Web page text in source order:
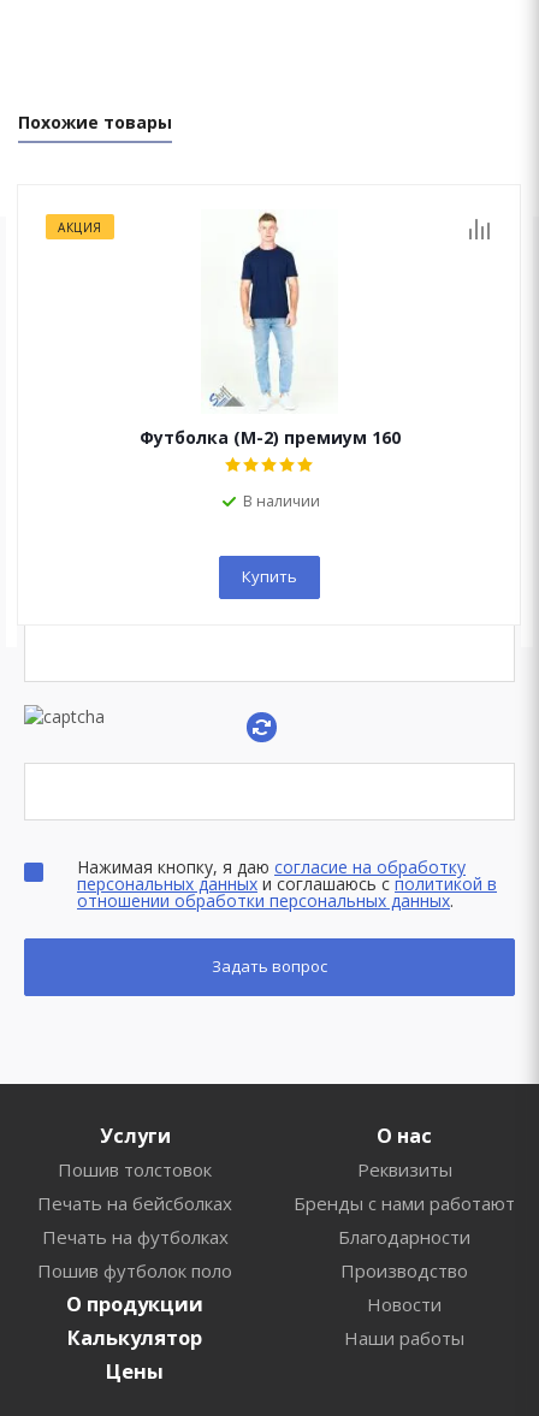
Похожие товары
АКЦИЯ
Футболка (М-2) премиум 160
В наличии
Купить
ОСТАЛИСЬ ВОПРОСЫ?
Мы перезвоним Вам в течение 15 минут!
Нажимая кнопку, я даю согласие на обработку
персональных данных и соглашаюсь сполитикой в
отношении обработки персональных данных.
Услуги
Пошив толстовок
Печать на бейсболках
Печать на футболках
Пошив футболок поло
О продукции
Калькулятор
Цены
О нас
Реквизиты
Бренды с нами работают
Благодарности
Производство
Новости
Наши работы